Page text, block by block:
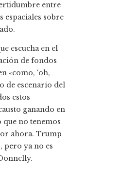
entre
espaciales sobre
escucha en el
de fondos
«como, ‘oh,
de escenario del
estos
ganando en
no tenemos
ahora. Trump
pero ya no es